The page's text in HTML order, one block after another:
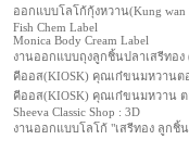
ออกแบบโลโก้กุ้งหวาน(Kung wan
Fish Chem Label
Monica Body Cream Label
งานออกแบบถุงลูกชิ้นปลาเสรีทอ
คีออส(KIOSK) คุณเก๋ขนมหวานต
คีออส(KIOSK) คุณเก๋ขนมหวาน
Sheeva Classic Shop : 3D
งานออกแบบโลโก้ "เสรีทอง ลูกชิ้